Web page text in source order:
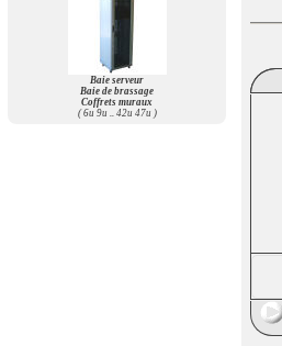
Baie serveur
Baie de brassage
Coffrets muraux
( 6u 9u .. 42u 47u )